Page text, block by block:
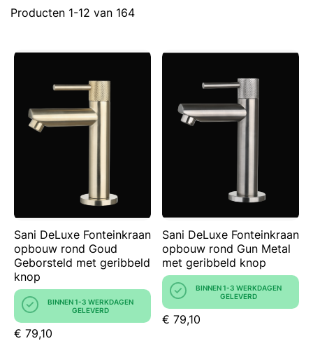
Producten 1-12 van 164
Sani DeLuxe Fonteinkraan
opbouw rond Goud
Geborsteld met geribbeld
knop
BINNEN 1-3 WERKDAGEN
GELEVERD
€ 79,10
Sani DeLuxe Fonteinkraan
opbouw rond Gun Metal
met geribbeld knop
BINNEN 1-3 WERKDAGEN
GELEVERD
€ 79,10